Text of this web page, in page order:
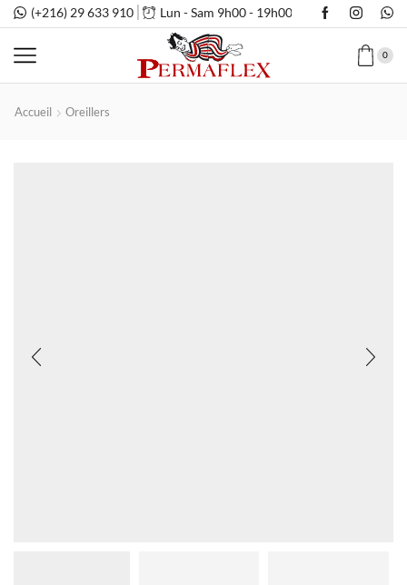
(+216) 29 633 910 Lun - Sam 9h00 - 19h00
0
Accueil Oreillers